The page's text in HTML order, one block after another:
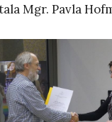
Mgr. Pavla